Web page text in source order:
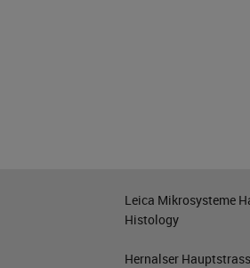
Leica Mikrosysteme
Histology
Hernalser